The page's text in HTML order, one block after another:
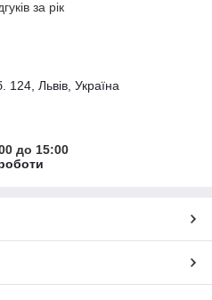
за рік
Львів, Україна
до 15:00